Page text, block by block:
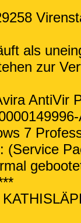
als
zur
AntiVir
7
(Service